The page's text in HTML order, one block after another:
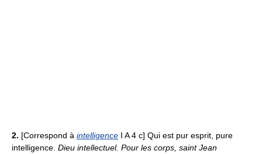
2. [Correspond à intelligence I A 4 c] Qui est pur esprit, pure
intelligence. Dieu intellectuel. Pour les corps, saint Jean